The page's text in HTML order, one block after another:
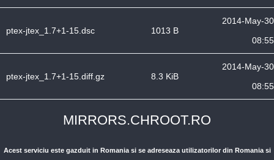
ptex-jtex_1.7+1-15.dsc 1013 B
2014-May-30
08:55
ptex-jtex_1.7+1-15.diff.gz 8.3 KiB
2014-May-30
08:55
MIRRORS.CHROOT.RO
Acest serviciu este gazduit in Romania si se adreseaza utilizatorilor din Romania si